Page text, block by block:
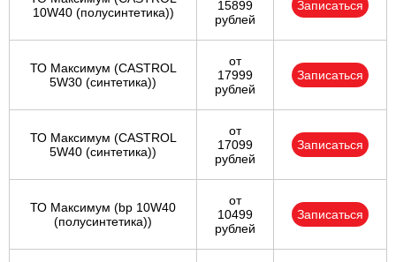
10W40 (полусинтетика))
15899
рублей
Записаться
ТО Максимум (CASTROL
5W30 (синтетика))
от
17999
рублей
Записаться
ТО Максимум (CASTROL
5W40 (синтетика))
от
17099
рублей
Записаться
ТО Максимум (bp 10W40
(полусинтетика))
от
10499
рублей
Записаться